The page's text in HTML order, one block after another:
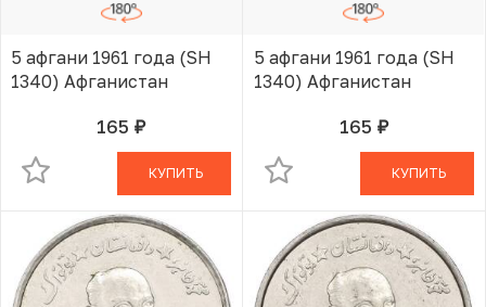
5 афгани 1961 года (SH
1340) Афганистан
165 руб.В КОРЗИНЕ
КУПИТЬ
5 афгани 1961 года (SH
1340) Афганистан
165 руб.В КОРЗИНЕ
КУПИТЬ